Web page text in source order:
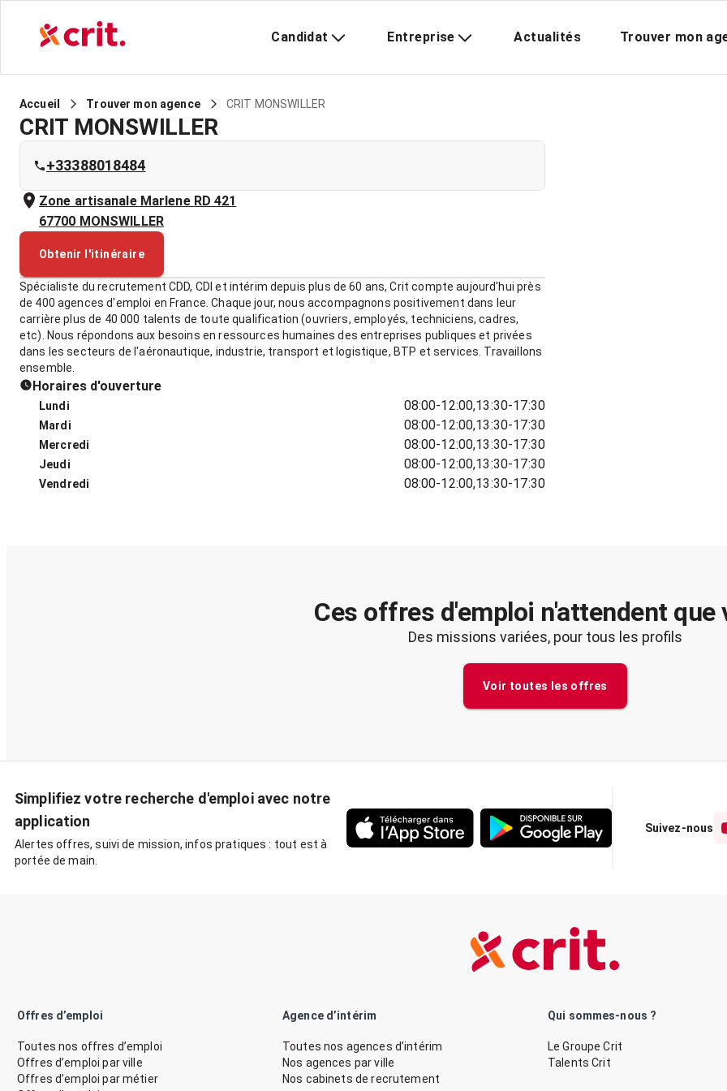
Candidat Entreprise Actualités Trouver mon
Accueil Trouver mon agence CRIT MONSWILLER
CRIT MONSWILLER
+33388018484
Zone artisanale Marlene RD 421
67700 MONSWILLER
Obtenir l'itinéraire
Spécialiste du recrutement CDD, CDI et intérim depuis plus de 60 ans, Crit compte aujourd'hui près
de 400 agences d'emploi en France. Chaque jour, nous accompagnons positivement dans leur
carrière plus de 40 000 talents de toute qualification (ouvriers, employés, techniciens, cadres,
etc). Nous répondons aux besoins en ressources humaines des entreprises publiques et privées
dans les secteurs de l'aéronautique, industrie, transport et logistique, BTP et services. Travaillons
ensemble.
Horaires d'ouverture
Lundi 08:00-12:00,13:30-17:30
Mardi 08:00-12:00,13:30-17:30
Mercredi 08:00-12:00,13:30-17:30
Jeudi 08:00-12:00,13:30-17:30
Vendredi 08:00-12:00,13:30-17:30
Ces offres d'emploi n'attendent que
Des missions variées, pour tous les profils
Voir toutes les offres
Simplifiez votre recherche d'emploi avec notre
application
Alertes offres, suivi de mission, infos pratiques : tout est à
portée de main.
Suivez-nous
Offres d’emploi
Toutes nos offres d’emploi
Offres d’emploi par ville
Offres d’emploi par métier
Agence d’intérim
Toutes nos agences d’intérim
Nos agences par ville
Nos cabinets de recrutement
Qui sommes-nous ?
Le Groupe Crit
Talents Crit